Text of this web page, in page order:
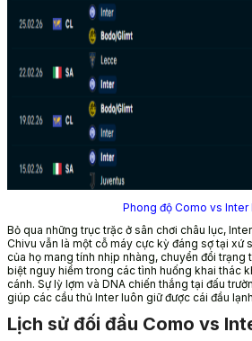
Phong độ Como vs Inter
Bỏ qua những trục trặc ở sân chơi châu lục,
Chivu vẫn là một cỗ máy cực kỳ đáng sợ tại xứ
của họ mang tính nhịp nhàng, chuyển đổi trạng
biệt nguy hiểm trong các tình huống khai thác
cánh. Sự lỳ lợm và DNA chiến thắng tại đấu
giúp các cầu thủ Inter luôn giữ được cái đầu
Lịch sử đối đầu Como vs